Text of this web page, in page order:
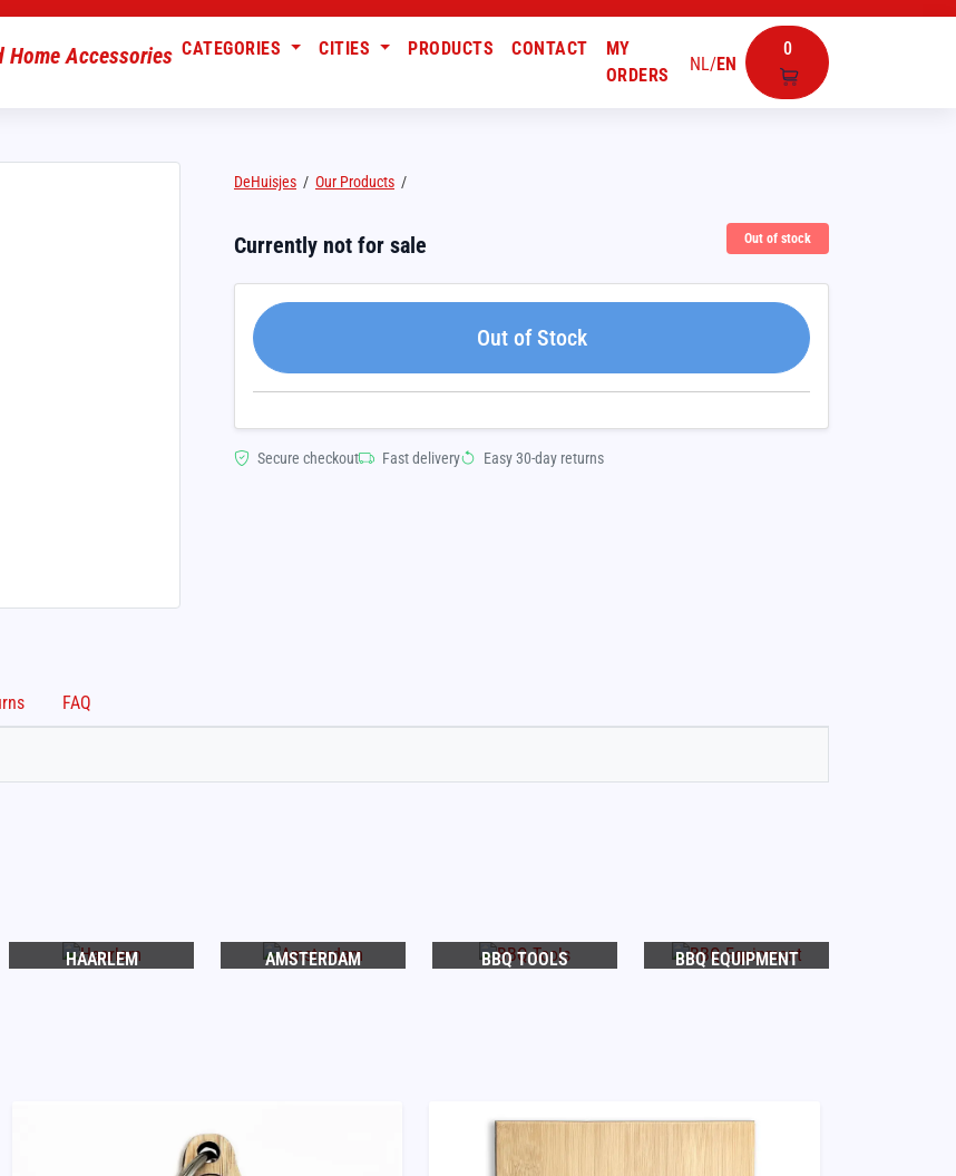
NL/EN
0
CATEGORIES CITIES PRODUCTS CONTACT
MY
ORDERS
DeHuisjes / Our Products /
Currently not for sale Out of stock
Out of Stock
Secure checkout Fast delivery Easy 30-day returns
FAQ
HAARLEM
AMSTERDAM BBQ TOOLS BBQ EQUIPMENT